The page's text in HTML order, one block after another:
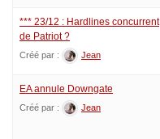
*** 23/12 : Hardlines concurrent
de Patriot ?
Créé par : Jean
EA annule Downgate
Créé par : Jean